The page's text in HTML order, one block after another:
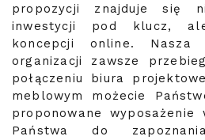
propozycji znajduje się
inwestycji pod klucz,
koncepcji online.
organizacji zawsze
połączeniu biura
meblowym możecie
proponowane wyposażenie
Państwa do